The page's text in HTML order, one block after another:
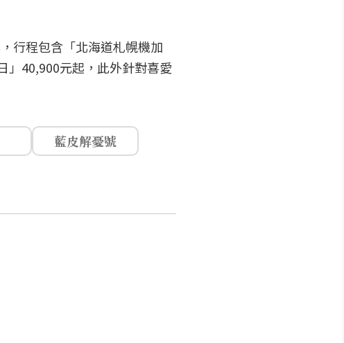
行程包含「北海道札幌機加
」40,900元起，此外針對喜愛
藍皮解憂號